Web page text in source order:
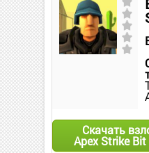
Скачать
Apex Strike